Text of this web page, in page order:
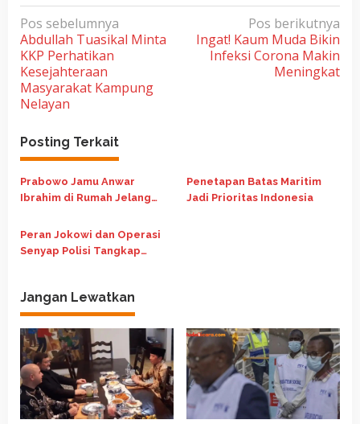
N
a
v
i
g
a
s
i
p
s
Pos sebelumnya
Abdullah Tuasikal Minta
KKP Perhatikan
Kesejahteraan
Masyarakat Kampung
Nelayan
Pos berikutnya
Ingat! Kaum Muda Bikin
Infeksi Corona Makin
Meningkat
Posting Terkait
Prabowo Jamu Anwar
Ibrahim di Rumah Jelang
Penetapan Batas Maritim
Jadi Prioritas Indonesia
Peran Jokowi dan Operasi
Senyap Polisi Tangkap
Jangan Lewatkan